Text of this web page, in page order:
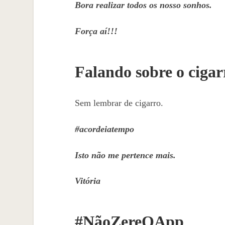
Bora realizar todos os nosso sonhos.
Força aí!!!
Falando sobre o
Sem lembrar de cigarro.
#acordeiatempo
Isto não me pertence mais.
Vitória